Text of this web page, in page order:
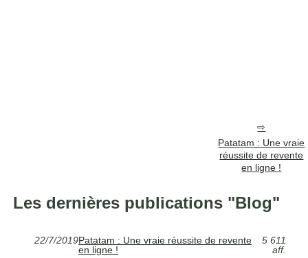
Patatam : Une vraie
réussite de revente
en ligne !
Les dernières publications "Blog"
22/7/2019Patatam : Une vraie réussite de revente
en ligne !
5 611
aff.